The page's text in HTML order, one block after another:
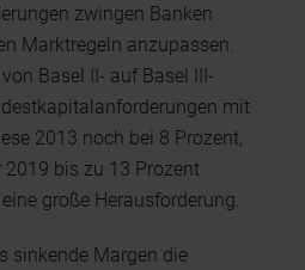
zwingen Banken
Marktregeln anzupassen.
Basel II- auf Basel III-
mit
2013 noch bei 8 Prozent,
bis zu 13 Prozent
große Herausforderung.
sinkende Margen die